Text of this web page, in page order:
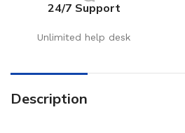
24/7 Support
Unlimited help desk
Description